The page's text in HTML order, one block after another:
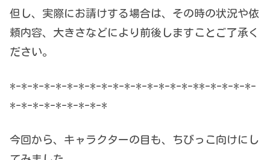
但し、実際にお請けする場合は、その時の状況や依
頼内容、大きさなどにより前後しますことご了承く
ださい。
*-*-*-*-*-*-*-*-*-*-*-*-*-*-*-*-**-*-*-*-*-
*-*-*-*-*-*-*-*-*
今回から、キャラクターの目も、ちびっこ向けにし